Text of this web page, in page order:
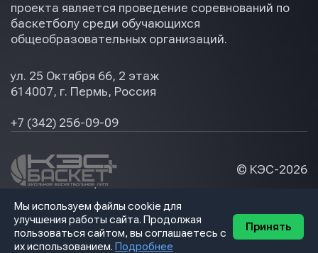
проекта является проведение соревнований по
баскетболу среди обучающихся
общеобразовательных организаций.
ул. 25 Октября 66, 2 этаж
614007, г. Пермь, Россия
+7 (342) 256-09-09
© КЭС-2026
Политика конфидециальности
Мы используем файлы cookie для
улучшения работы сайта. Продолжая
пользоваться сайтом, вы соглашаетесь с
их использованием. Подробнее
Принять